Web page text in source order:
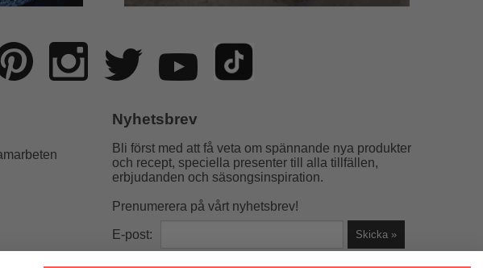
Nyhetsbrev
Bli först med att få veta om spännande nya produkter
och recept, speciella presenter till alla tillfällen,
erbjudanden och säsongsinspiration.
Prenumerera på vårt nyhetsbrev!
E-post: